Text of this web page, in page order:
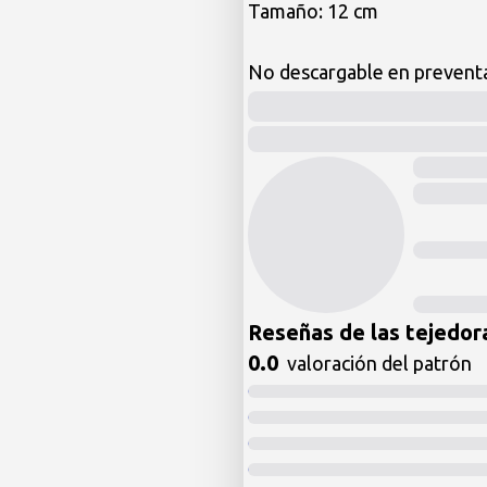
Tamaño: 12 cm
No descargable en
Reseñas de las
0.0 valoración del patrón